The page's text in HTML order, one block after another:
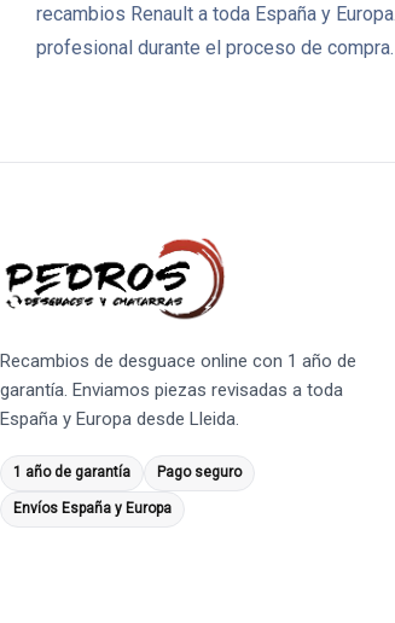
recambios Renault a toda España y
profesional durante el proceso de compra.
Recambios de desguace online con 1 año de
garantía. Enviamos piezas revisadas a toda
España y Europa desde Lleida.
1 año de garantía Pago seguro
Envíos España y Europa